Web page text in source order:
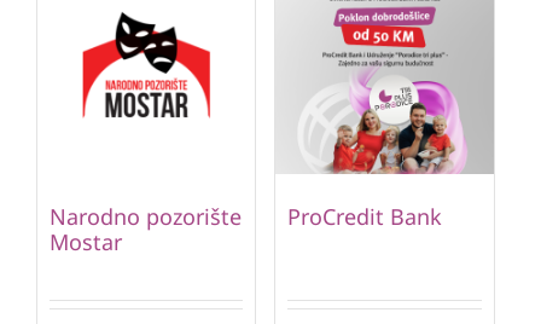
Narodno pozorište
Mostar
ProCredit Bank